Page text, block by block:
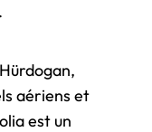
aériens et
est un